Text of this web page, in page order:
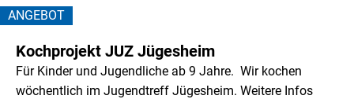
ANGEBOT
Kochprojekt JUZ Jügesheim
Für Kinder und Jugendliche ab 9 Jahre. Wir kochen
wöchentlich im Jugendtreff Jügesheim. Weitere Infos